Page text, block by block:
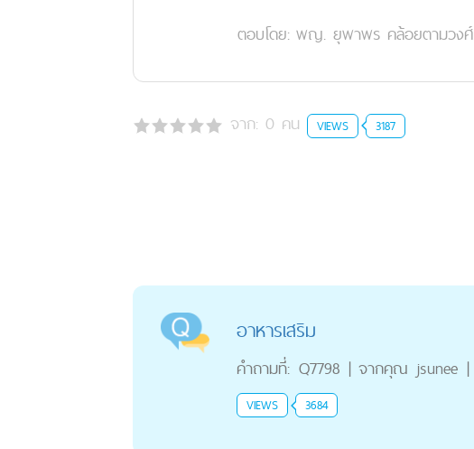
ตอบโดย: พญ. ยุพาพร คล้อยตามวงศ์
จาก: 0 คน VIEWS 3187
อาหารเสริม
คำถามที่: Q7798 | จากคุณ jsunee |
VIEWS 3684